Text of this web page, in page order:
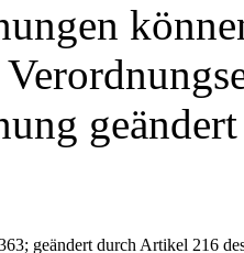
geändert durch Artikel 216